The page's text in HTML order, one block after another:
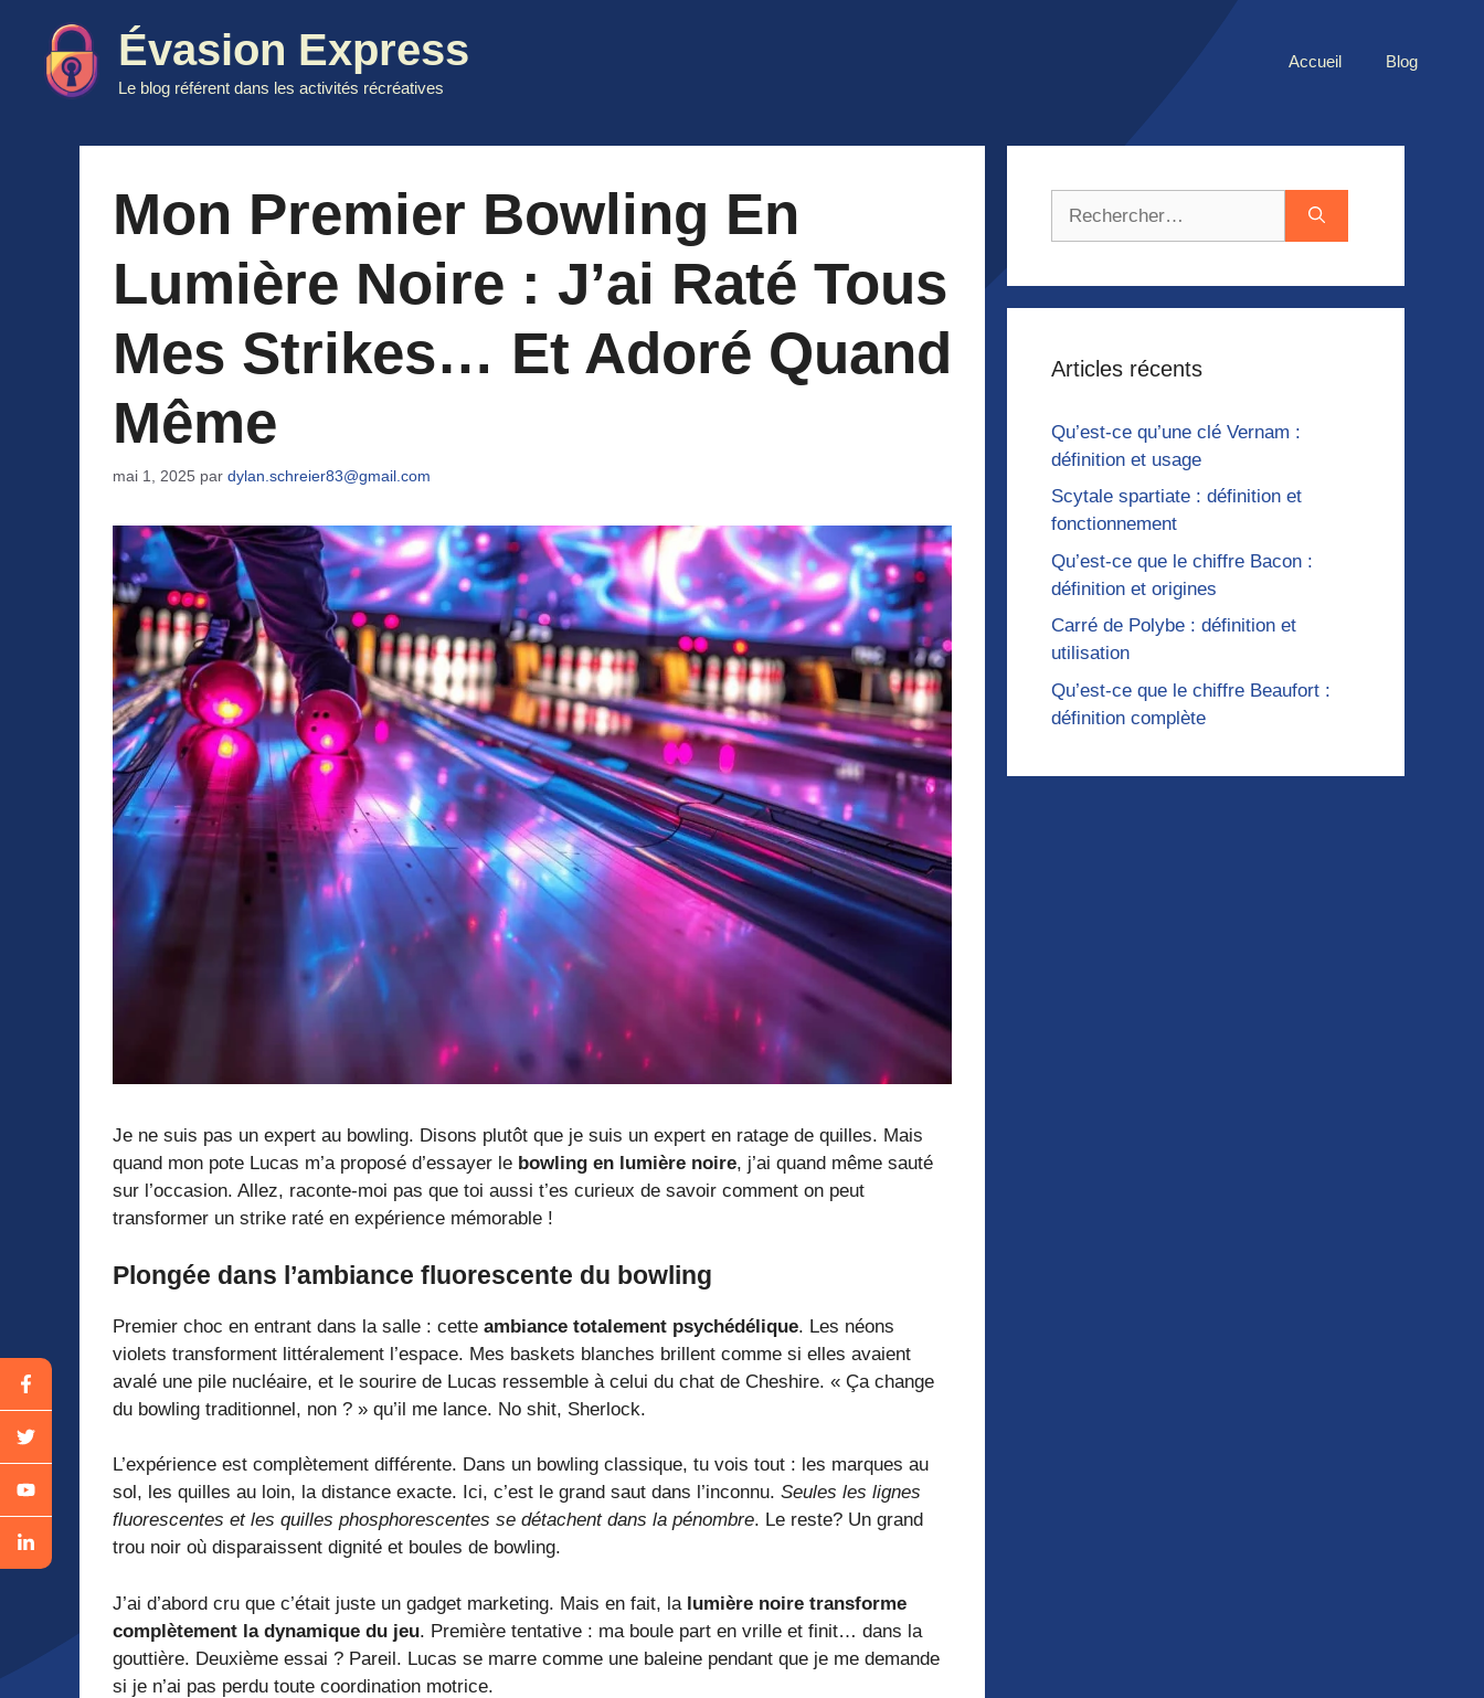
contenu
Évasion Express
Le blog référent dans les activités récréatives
Accueil Blog
Mon Premier Bowling En
Lumière Noire : J’ai Raté Tous
Mes Strikes… Et Adoré Quand
Même
mai 1, 2025 par dylan.schreier83@gmail.com
Je ne suis pas un expert au bowling. Disons plutôt que je suis un expert en ratage de quilles. Mais
quand mon pote Lucas m’a proposé d’essayer le bowling en lumière noire, j’ai quand même sauté
sur l’occasion. Allez, raconte-moi pas que toi aussi t’es curieux de savoir comment on peut
transformer un strike raté en expérience mémorable !
Plongée dans l’ambiance fluorescente du bowling
Premier choc en entrant dans la salle : cette ambiance totalement psychédélique. Les néons
violets transforment littéralement l’espace. Mes baskets blanches brillent comme si elles avaient
avalé une pile nucléaire, et le sourire de Lucas ressemble à celui du chat de Cheshire. « Ça change
du bowling traditionnel, non ? » qu’il me lance. No shit, Sherlock.
L’expérience est complètement différente. Dans un bowling classique, tu vois tout : les marques au
sol, les quilles au loin, la distance exacte. Ici, c’est le grand saut dans l’inconnu. Seules les lignes
fluorescentes et les quilles phosphorescentes se détachent dans la pénombre. Le reste? Un grand
trou noir où disparaissent dignité et boules de bowling.
J’ai d’abord cru que c’était juste un gadget marketing. Mais en fait, la lumière noire transforme
complètement la dynamique du jeu. Première tentative : ma boule part en vrille et finit… dans la
gouttière. Deuxième essai ? Pareil. Lucas se marre comme une baleine pendant que je me demande
si je n’ai pas perdu toute coordination motrice.
Articles récents
Qu’est-ce qu’une clé Vernam :
définition et usage
Scytale spartiate : définition et
fonctionnement
Qu’est-ce que le chiffre Bacon :
définition et origines
Carré de Polybe : définition et
utilisation
Qu’est-ce que le chiffre Beaufort :
définition complète